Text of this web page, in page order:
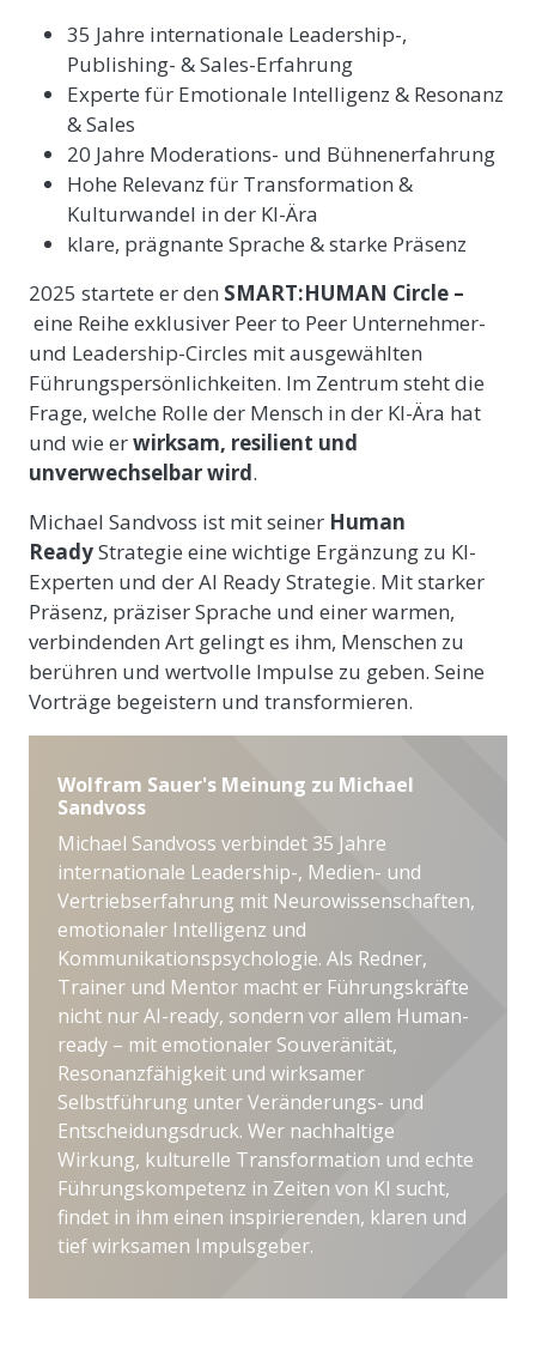
35 Jahre internationale Leadership-,
Publishing- & Sales-Erfahrung
Experte für Emotionale Intelligenz & Resonanz
& Sales
20 Jahre Moderations- und Bühnen­erfahrung
Hohe Relevanz für Transformation &
Kulturwandel in der KI-Ära
klare, prägnante Sprache & starke Präsenz
2025 startete er den SMART:HUMAN Circle –
eine Reihe exklusiver Peer to Peer Unternehmer-
und Leadership-Circles mit ausgewählten
Führungspersönlichkeiten. Im Zentrum steht die
Frage, welche Rolle der Mensch in der KI-Ära hat
und wie erwirksam, resilient und
unverwechselbar wird.
Michael Sandvoss ist mit seiner Human
ReadyStrategie eine wichtige Ergänzung zu KI-
Experten und der AI Ready Strategie. Mit starker
Präsenz, präziser Sprache und einer warmen,
verbindenden Art gelingt es ihm, Menschen zu
berühren und wertvolle Impulse zu geben. Seine
Vorträge begeistern und transformieren.
Wolfram Sauer's Meinung zu Michael
Sandvoss
Michael Sandvoss verbindet 35 Jahre
internationale Leadership-, Medien- und
Vertriebserfahrung mit Neurowissenschaften,
emotionaler Intelligenz und
Kommunikationspsychologie. Als Redner,
Trainer und Mentor macht er Führungskräfte
nicht nur AI-ready, sondern vor allem Human-
ready – mit emotionaler Souveränität,
Resonanzfähigkeit und wirksamer
Selbstführung unter Veränderungs- und
Entscheidungsdruck. Wer nachhaltige
Wirkung, kulturelle Transformation und echte
Führungskompetenz in Zeiten von KI sucht,
findet in ihm einen inspirierenden, klaren und
tief wirksamen Impulsgeber.